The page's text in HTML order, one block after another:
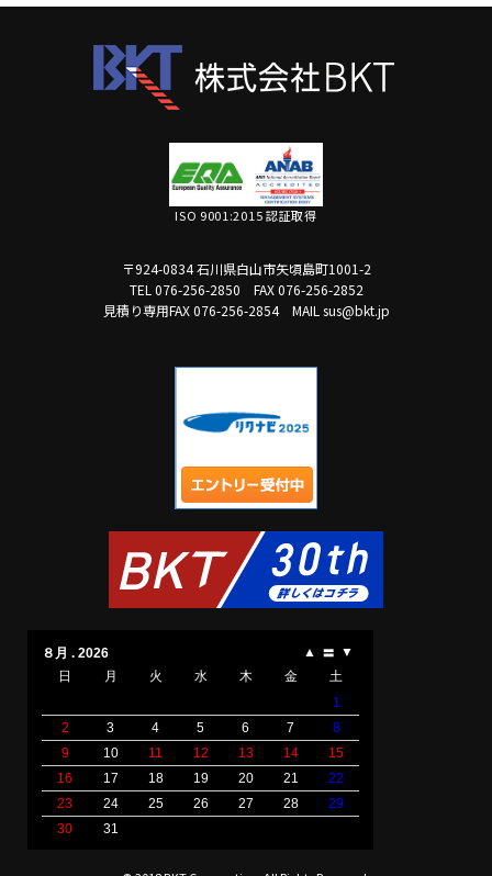
ISO 9001:2015 認証取得
〒924-0834 石川県白山市矢頃島町1001-2
TEL 076-256-2850
FAX 076-256-2852
見積り専用FAX 076-256-2854
MAIL sus@bkt.jp